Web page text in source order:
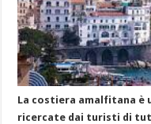
La costiera amalfitana è
ricercate dai turisti di